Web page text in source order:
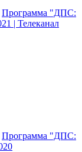
Программа "ДПС:
| Телеканал
Программа "ДПС: